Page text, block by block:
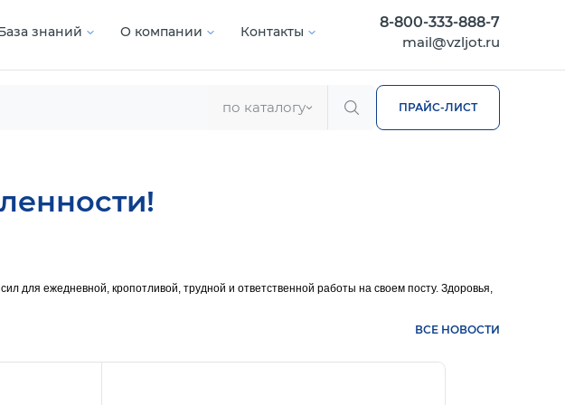
знаний О компании Контакты
8-800-333-888-7
mail@vzljot.ru
по каталогу ПРАЙС-ЛИСТ
ежедневной, кропотливой, трудной и ответственной работы на своем посту. Здоровья,
Подробнее
ВСЕ НОВОСТИ